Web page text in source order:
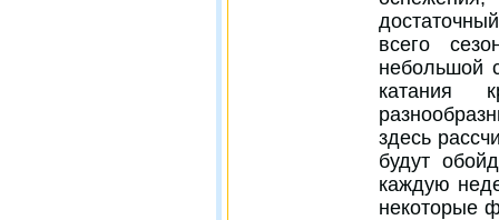
всего
небольшой
катания
здесь
будут
каждую
некоторые